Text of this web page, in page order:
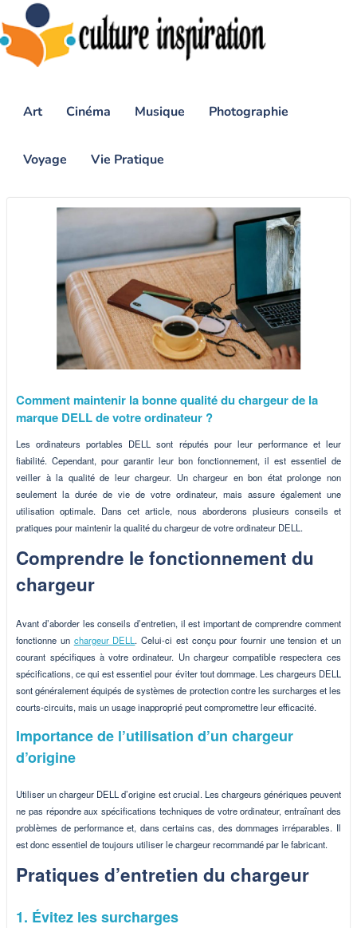
Art Cinéma Musique Photographie
Voyage Vie Pratique
Comment maintenir la bonne qualité du chargeur de la
marque DELL de votre ordinateur ?
Les ordinateurs portables DELL sont réputés pour leur performance et leur
fiabilité. Cependant, pour garantir leur bon fonctionnement, il est essentiel de
veiller à la qualité de leur chargeur. Un chargeur en bon état prolonge non
seulement la durée de vie de votre ordinateur, mais assure également une
utilisation optimale. Dans cet article, nous aborderons plusieurs conseils et
pratiques pour maintenir la qualité du chargeur de votre ordinateur DELL.
Comprendre le fonctionnement du
chargeur
Avant d’aborder les conseils d’entretien, il est important de comprendre comment
fonctionne un chargeur DELL. Celui-ci est conçu pour fournir une tension et un
courant spécifiques à votre ordinateur. Un chargeur compatible respectera ces
spécifications, ce qui est essentiel pour éviter tout dommage. Les chargeurs DELL
sont généralement équipés de systèmes de protection contre les surcharges et les
courts-circuits, mais un usage inapproprié peut compromettre leur efficacité.
Importance de l’utilisation d’un chargeur
d’origine
Utiliser un chargeur DELL d’origine est crucial. Les chargeurs génériques peuvent
ne pas répondre aux spécifications techniques de votre ordinateur, entraînant des
problèmes de performance et, dans certains cas, des dommages irréparables. Il
est donc essentiel de toujours utiliser le chargeur recommandé par le fabricant.
Pratiques d’entretien du chargeur
1. Évitez les surcharges